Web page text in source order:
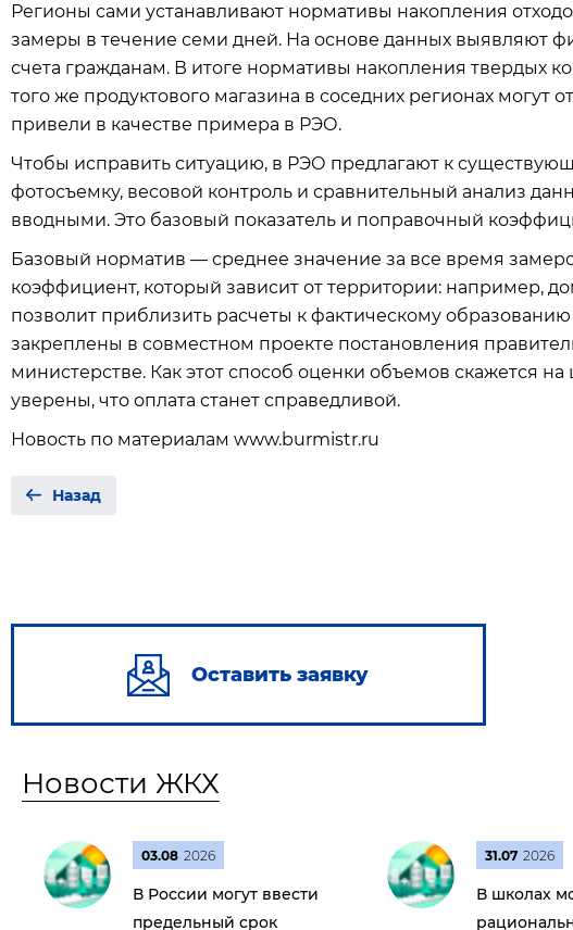
Регионы сами устанавливают нормативы накопления
замеры в течение семи дней. На основе данных выявляют
счета гражданам. В итоге нормативы накопления твердых
того же продуктового магазина в соседних регионах могут
привели в качестве примера в РЭО.
Чтобы исправить ситуацию, в РЭО предлагают к
фотосъемку, весовой контроль и сравнительный анализ
вводными. Это базовый показатель и поправочный
Базовый норматив — среднее значение за все время
коэффициент, который зависит от территории: например,
позволит приблизить расчеты к фактическому
закреплены в совместном проекте постановления
министерстве. Как этот способ оценки объемов скажется
уверены, что оплата станет справедливой.
Новость по материалам www.burmistr.ru
Назад
Оставить заявку
Новости ЖКХ
03.08 2026
В России могут ввести
предельный срок
31.07 2026
В школах